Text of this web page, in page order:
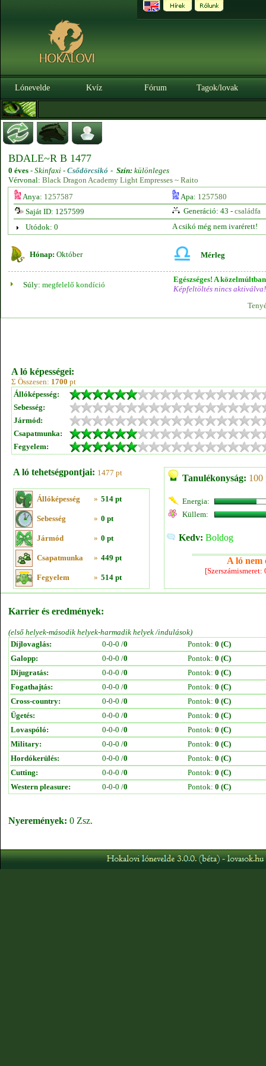
Lónevelde Kvíz Fórum Tagok/lovak
BDALE~R B 1477
0 éves - Skinfaxi - Csődörcsikó - Szín: különleges
Vérvonal: Black Dragon Academy Light Empresses ~ Raito
Anya: 1257587 Apa: 1257580
Saját ID: 1257599
Generáció: 43 - családfa
Utódok: 0
A csikó még nem ivarérett!
Hónap: Október Mérleg
Súly: megfelelő kondíció
Egészséges! A
Képfeltöltés nincs aktiválva!
A ló képességei:
Σ Összesen: 1700 pt
Állóképesség:
Sebesség:
Jármód:
Csapatmunka:
Fegyelem:
A ló tehetségpontjai: 1477 pt
Állóképesség » 514 pt
Sebesség » 0 pt
Jármód » 0 pt
Csapatmunka » 449 pt
Fegyelem » 514 pt
Tanulékonyság: 100
Energia:
Küllem:
Kedv: Boldog
A ló nem
Karrier és eredmények:
(első helyek-második helyek-harmadik helyek /indulások)
Díjlovaglás:
0-0-0 /0 Pontok: 0 (C)
Galopp:
0-0-0 /0 Pontok: 0 (C)
Díjugratás:
0-0-0 /0 Pontok: 0 (C)
Fogathajtás:
0-0-0 /0 Pontok: 0 (C)
Cross-country:
0-0-0 /0 Pontok: 0 (C)
Ügetés:
0-0-0 /0 Pontok: 0 (C)
Lovaspóló:
0-0-0 /0 Pontok: 0 (C)
Military:
0-0-0 /0 Pontok: 0 (C)
Hordókerülés:
0-0-0 /0 Pontok: 0 (C)
Cutting:
0-0-0 /0 Pontok: 0 (C)
Western pleasure:
0-0-0 /0 Pontok: 0 (C)
Nyeremények: 0 Zsz.